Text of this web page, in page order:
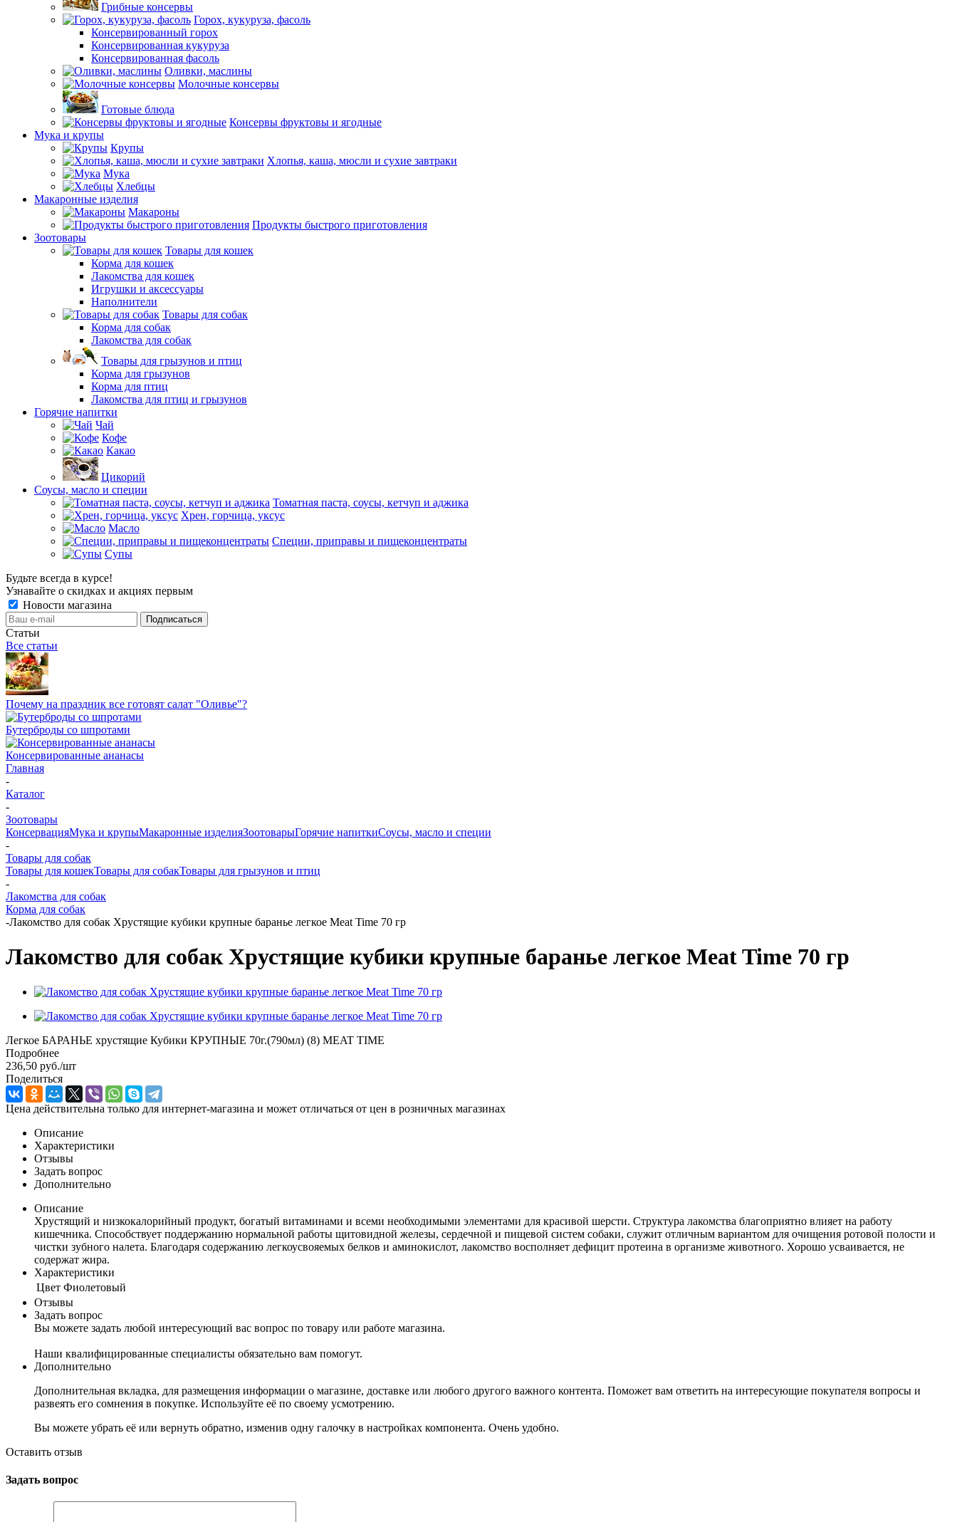
Грибные консервы
Горох, кукуруза, фасоль
Консервированный горох
Консервированная кукуруза
Консервированная фасоль
Оливки, маслины
Молочные консервы
Готовые блюда
Консервы фруктовы и ягодные
Мука и крупы
Крупы
Хлопья, каша, мюсли и сухие завтраки
Мука
Хлебцы
Макаронные изделия
Макароны
Продукты быстрого приготовления
Зоотовары
Товары для кошек
Корма для кошек
Лакомства для кошек
Игрушки и аксессуары
Наполнители
Товары для собак
Корма для собак
Лакомства для собак
Товары для грызунов и птиц
Корма для грызунов
Корма для птиц
Лакомства для птиц и грызунов
Горячие напитки
Чай
Кофе
Какао
Цикорий
Соусы, масло и специи
Томатная паста, соусы, кетчуп и аджика
Хрен, горчица, уксус
Масло
Специи, приправы и пищеконцентраты
Супы
Будьте всегда в курсе!
Узнавайте о скидках и акциях первым
Новости магазина
Статьи
Все статьи
Почему на праздник все готовят салат "Оливье"?
Бутерброды со шпротами
Консервированные ананасы
Главная
-
Каталог
-
Зоотовары
КонсервацияМука и крупыМакаронные изделияЗоотоварыГорячие напиткиСоусы, масло и специи
-
Товары для собак
Товары для кошекТовары для собакТовары для грызунов и птиц
-
Лакомства для собак
Корма для собак
-Лакомство для собак Хрустящие кубики крупные баранье легкое Meat Time 70 гр
Лакомство для собак Хрустящие кубики крупные баранье легкое Meat Time 70 гр
Легкое БАРАНЬЕ хрустящие Кубики КРУПНЫЕ 70г.(790мл) (8) MEAT TIME
Подробнее
236,50 руб./шт
Поделиться
Цена действительна только для интернет-магазина и может отличаться от цен в розничных магазинах
Описание
Характеристики
Отзывы
Задать вопрос
Дополнительно
Описание
Хрустящий и низкокалорийный продукт, богатый витаминами и всеми необходимыми элементами для красивой шерсти. Структура лакомства благоприятно влияет на работу
кишечника. Способствует поддержанию нормальной работы щитовидной железы, сердечной и пищевой систем собаки, служит отличным вариантом для очищения ротовой полости и
чистки зубного налета. Благодаря содержанию легкоусвояемых белков и аминокислот, лакомство восполняет дефицит протеина в организме животного. Хорошо усваивается, не
содержат жира.
Характеристики
Цвет Фиолетовый
Отзывы
Задать вопрос
Вы можете задать любой интересующий вас вопрос по товару или работе магазина.
Наши квалифицированные специалисты обязательно вам помогут.
Дополнительно
Дополнительная вкладка, для размещения информации о магазине, доставке или любого другого важного контента. Поможет вам ответить на интересующие покупателя вопросы и
развеять его сомнения в покупке. Используйте её по своему усмотрению.
Вы можете убрать её или вернуть обратно, изменив одну галочку в настройках компонента. Очень удобно.
Оставить отзыв
Задать вопрос